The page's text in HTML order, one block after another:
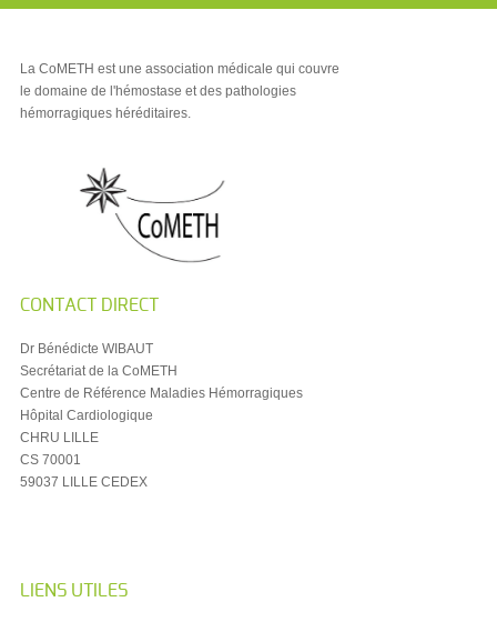
LIENS UTILES
La CoMETH est une association médicale qui couvre
le domaine de l'hémostase et des pathologies
hémorragiques héréditaires.
CONTACT DIRECT
Dr Bénédicte WIBAUT
Secrétariat de la CoMETH
Centre de Référence Maladies Hémorragiques
Hôpital Cardiologique
CHRU LILLE
CS 70001
59037 LILLE CEDEX